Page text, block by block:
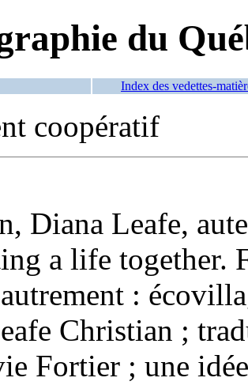
du
Index des vedettes-
coopératif
Diana Leafe,
a life together.
:
Christian ;
Fortier ; une